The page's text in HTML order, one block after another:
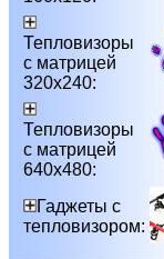
Тепловизоры
с матрицей
320х240:
Тепловизоры
с матрицей
640х480:
Гаджеты с
тепловизором: